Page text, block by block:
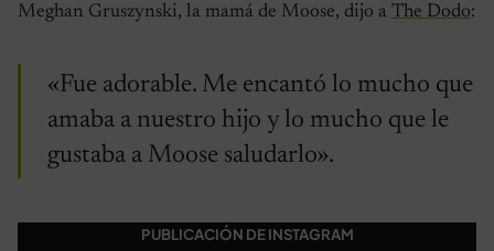
Meghan Gruszynski, la mamá de Moose, dijo a The Dodo:
«Fue adorable. Me encantó lo mucho que
amaba a nuestro hijo y lo mucho que le
gustaba a Moose saludarlo».
PUBLICACIÓN DE INSTAGRAM